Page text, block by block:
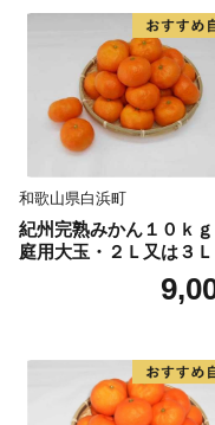
【申込・返礼品に関
鹿島市ふるさと納税
県鹿島市大字納富分
株式会社ディ・シィ
電話番号： 050-
日・祝日除く）
と】
鹿島市役所 広報企
和歌山県白浜町
紀州完熟みかん１０ｋ
庭用大玉・２Ｌ又は３Ｌ